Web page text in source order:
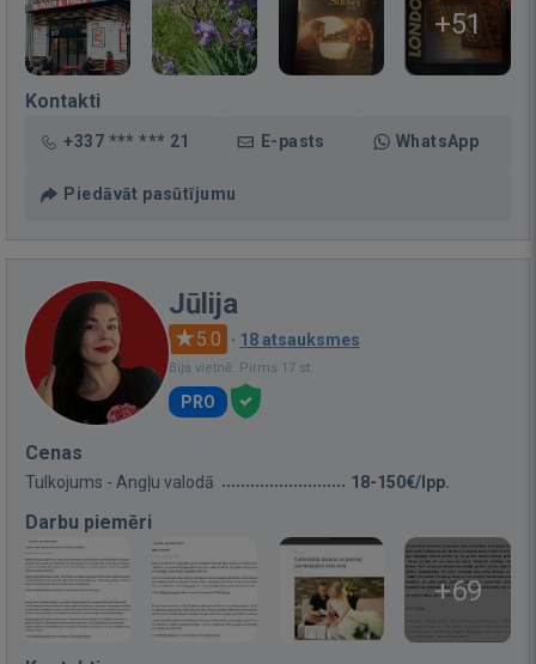
+51
Kontakti
+337 *** *** 21 E-pasts WhatsApp
Piedāvāt pasūtījumu
Jūlija
5.0 · 18 atsauksmes
Bija vietnē: Pirms 17 st.
PRO
Cenas
Tulkojums - Angļu valodā 18-150€/lpp.
Darbu piemēri
+69